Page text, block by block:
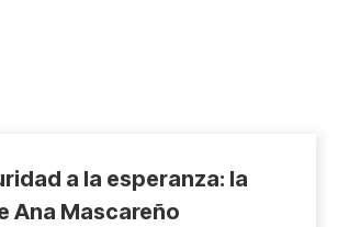
a la esperanza: la
Ana Mascareño